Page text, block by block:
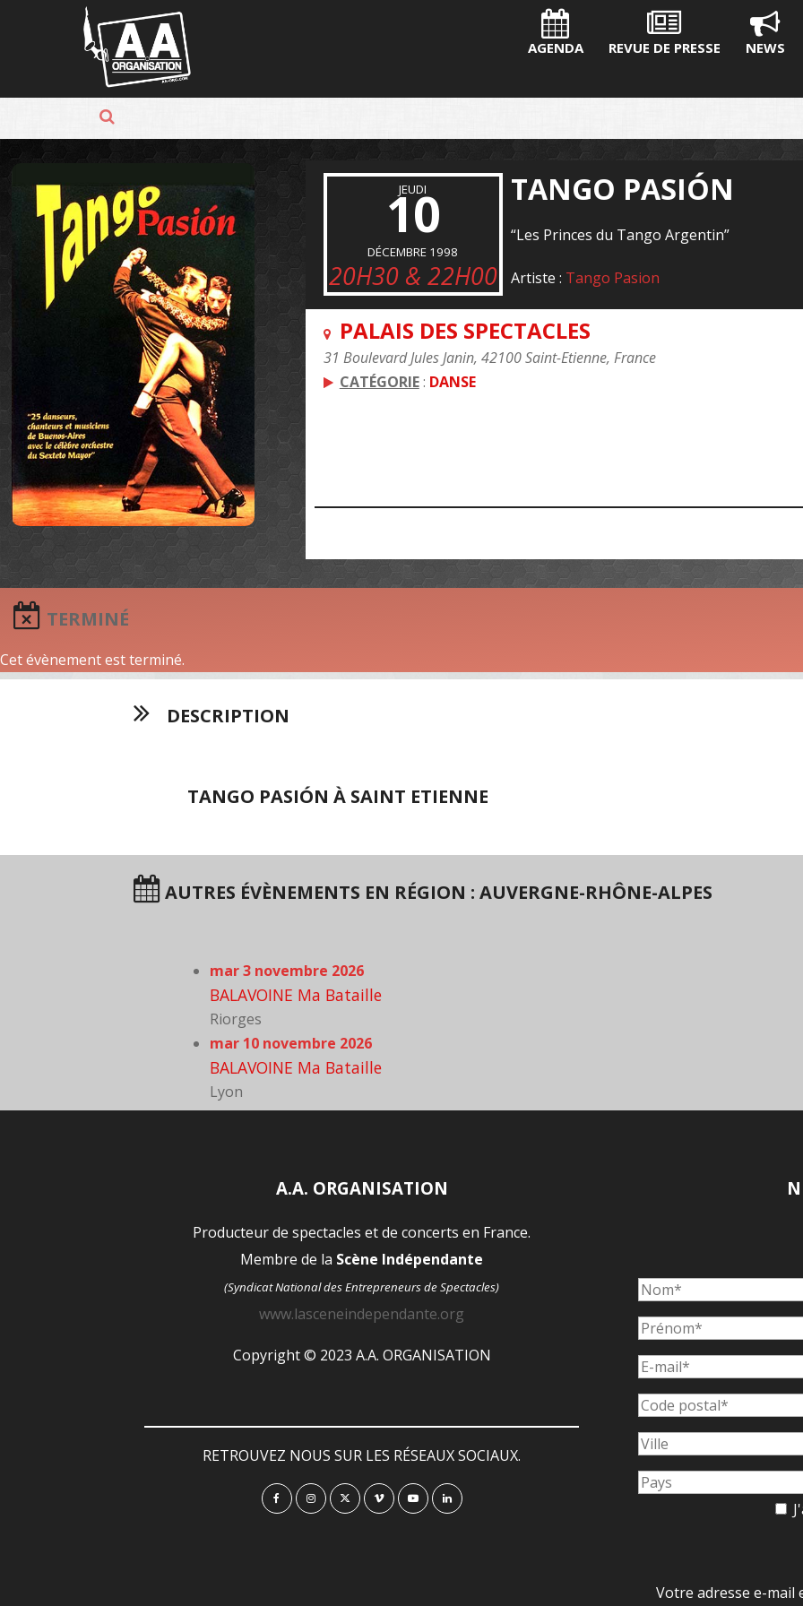
Panneau de gestion des cookies
AGENDA REVUE DE PRESSE NEWS
JEUDI
10
DÉCEMBRE 1998
20H30 & 22H00
TANGO PASIÓN
“Les Princes du Tango Argentin”
Artiste : Tango Pasion
PALAIS DES SPECTACLES
31 Boulevard Jules Janin, 42100 Saint-Etienne, France
CATÉGORIE: DANSE
TERMINÉ
Cet évènement est terminé.
DESCRIPTION
TANGO PASIÓN À SAINT ETIENNE
AUTRES ÉVÈNEMENTS EN RÉGION : AUVERGNE-RHÔNE-ALPES
mar 3 novembre 2026
BALAVOINE Ma Bataille
Riorges
mar 10 novembre 2026
BALAVOINE Ma Bataille
Lyon
A.A. ORGANISATION
Producteur de spectacles et de concerts en France.
Membre de la Scène Indépendante
(Syndicat National des Entrepreneurs de Spectacles)
www.lasceneindependante.org
Copyright © 2023 A.A. ORGANISATION
RETROUVEZ NOUS SUR LES RÉSEAUX SOCIAUX.
Votre adresse e-